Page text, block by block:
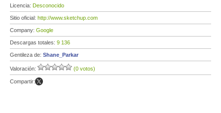
Licencia: Desconocido
Sitio oficial: http://www.sketchup.com
Company: Google
Descargas totales: 9 136
Gentileza de: Shane_Parkar
Valoración: (0 votos)
Compartir: